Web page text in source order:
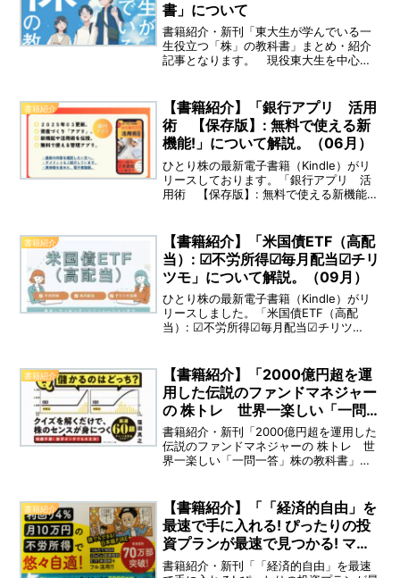
書」について
書籍紹介・新刊「東大生が学んでいる一
生役立つ「株」の教科書」まとめ・紹介
記事となります。 現役東大生を中心と
とは、東大生を主体に様々な大学生が集
まって「投資」や「金融」を学ぶ研究会
です。 この本では、そのなかでも人気
の「株」「投資」の講義をまとめていま
す。
書籍紹介
【書籍紹介】「銀行アプリ 活用
術 【保存版】: 無料で使える新
機能!」について解説。（06月）
ひとり株の最新電子書籍（Kindle）がリ
リースしております。「銀行アプリ 活
用術 【保存版】: 無料で使える新機能
書籍紹介
【書籍紹介】「米国債ETF（高配
当）: ☑不労所得☑毎月配当☑チリ
ツモ」について解説。（09月）
ひとり株の最新電子書籍（Kindle）がリ
リースしました。「米国債ETF（高配
当）: ☑不労所得☑毎月配当☑チリツ
書籍紹介
【書籍紹介】「2000億円超を運
用した伝説のファンドマネジャー
の 株トレ 世界一楽しい「一問
一答」株の教科書」について
書籍紹介・新刊「2000億円超を運用した
伝説のファンドマネジャーの 株トレ 世
界一楽しい「一問一答」株の教科書」ま
どっちか？」などなど・・ クイズを解
くだけで、株のセンスが自然と身につ
く、”厳選60問題”を出題しています。
書籍紹介
【書籍紹介】「「経済的自由」を
最速で手に入れる! ぴったりの投
資プランが最速で見つかる! マン
ガと図解 はじめてのFIRE」につ
書籍紹介・新刊「「経済的自由」を最速